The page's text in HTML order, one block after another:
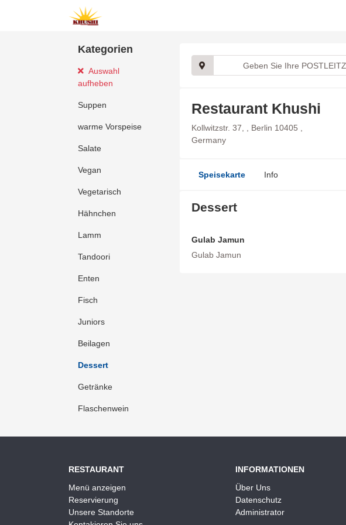
Kategorien
Auswahl
aufheben
Suppen
warme Vorspeise
Salate
Vegan
Vegetarisch
Hähnchen
Lamm
Tandoori
Enten
Fisch
Juniors
Beilagen
Dessert
Getränke
Flaschenwein
Restaurant Khushi
Kollwitzstr. 37, , Berlin 10405 ,
Germany
Speisekarte Info
Dessert
Gulab Jamun
Gulab Jamun
RESTAURANT
Menü anzeigen
Reservierung
Unsere Standorte
INFORMATIONEN
Über Uns
Datenschutz
Administrator